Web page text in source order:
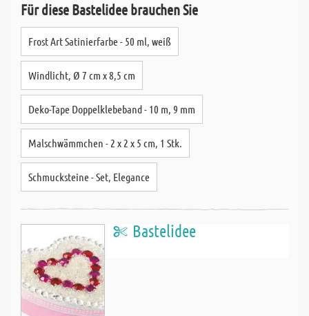
Für diese Bastelidee brauchen Sie
Frost Art Satinierfarbe - 50 ml, weiß
Windlicht, Ø 7 cm x 8,5 cm
Deko-Tape Doppelklebeband - 10 m, 9 mm
Malschwämmchen - 2 x 2 x 5 cm, 1 Stk.
Schmucksteine - Set, Elegance
Bastelidee